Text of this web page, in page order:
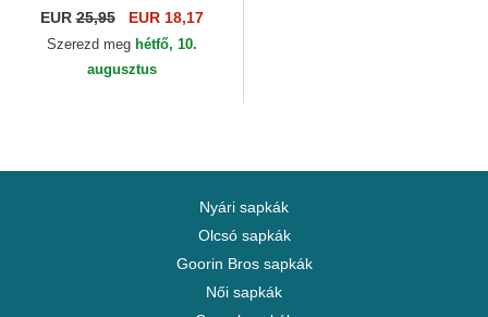
Serie A New Era
EUR25,95 EUR 18,17
Szerezd meg hétfő, 10.
augusztus
Nyári sapkák
Olcsó sapkák
Goorin Bros sapkák
Női sapkák